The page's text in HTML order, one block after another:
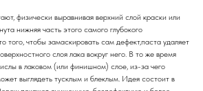
физически выравнивая верхний слой краски или
нижняя часть этого самого глубокого
того, чтобы замаскировать сам дефект,паста удаляет
слоя лака вокруг него. В то же время
в лаковом (или финишном) слое, из-за чего
выглядеть тусклым и блеклым. Идея состоит в